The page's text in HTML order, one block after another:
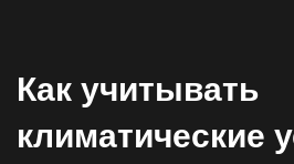
Как учитывать
климатические